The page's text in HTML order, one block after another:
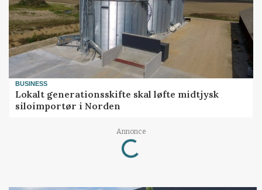
BUSINESS
Lokalt generationsskifte skal løfte midtjysk
siloimportør i Norden
Annonce
Loading...